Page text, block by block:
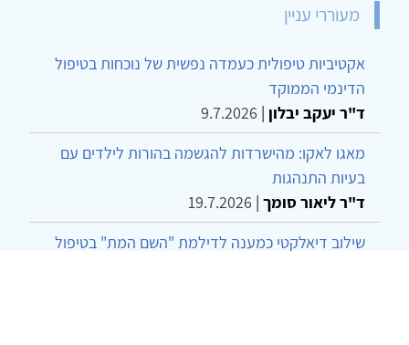
מעוררי עניין
אקטיביות טיפולית כעמדה נפשית של נוכחות בטיפול
הדינמי הממוקד
ד"ר יעקב יבלון |
9.7.2026
מאגו לאקו: מהישרדות להגשמה בהורות לילדים עם
בעיות התנהגות
ד"ר ליאור סומך |
19.7.2026
שילוב דיאלקטי כמענה לדילמת "השם המת" בטיפול